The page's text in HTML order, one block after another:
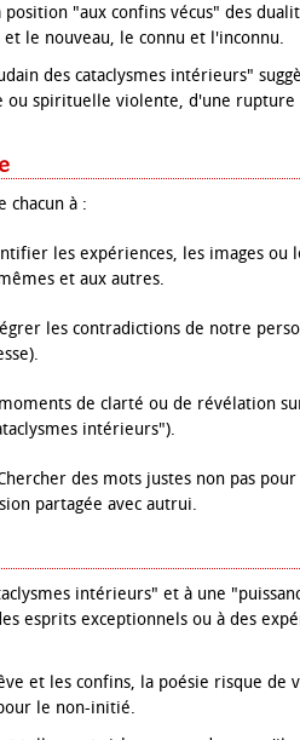
position "aux confins vécus" des
le nouveau, le connu et l'inconnu.
des cataclysmes intérieurs"
spirituelle violente, d'une rupture
chacun à :
les expériences, les images ou
et aux autres.
les contradictions de notre
de clarté ou de révélation
intérieurs").
des mots justes non pas
partagée avec autrui.
intérieurs" et à une
esprits exceptionnels ou à des
et les confins, la poésie risque de
le non-initié.